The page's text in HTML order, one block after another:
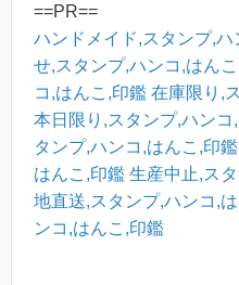
==PR==
ハンドメイド,スタンプ,
せ,スタンプ,ハンコ,はん
コ,はんこ,印鑑 在庫限り,
本日限り,スタンプ,ハンコ
タンプ,ハンコ,はんこ,印鑑
はんこ,印鑑 生産中止,ス
地直送,スタンプ,ハンコ,
ンコ,はんこ,印鑑